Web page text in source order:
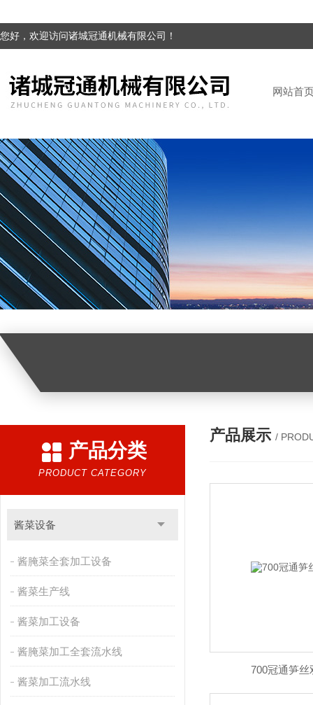
您好，欢迎访问诸城冠通机械有限公司！
网站首
产品分类
PRODUCT CATEGORY
酱菜设备
酱腌菜全套加工设备
酱菜生产线
酱菜加工设备
酱腌菜加工全套流水线
酱菜加工流水线
产品展示 /
700冠通笋丝